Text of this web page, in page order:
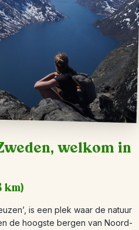
welkom in
km)
is een plek waar de natuur
de hoogste bergen van Noord-